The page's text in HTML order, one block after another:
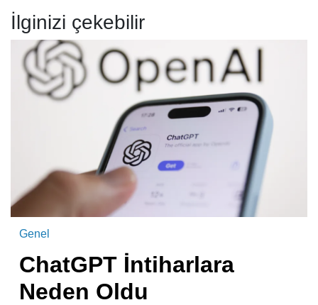
İlginizi çekebilir
Genel
ChatGPT İntiharlara
Neden Oldu